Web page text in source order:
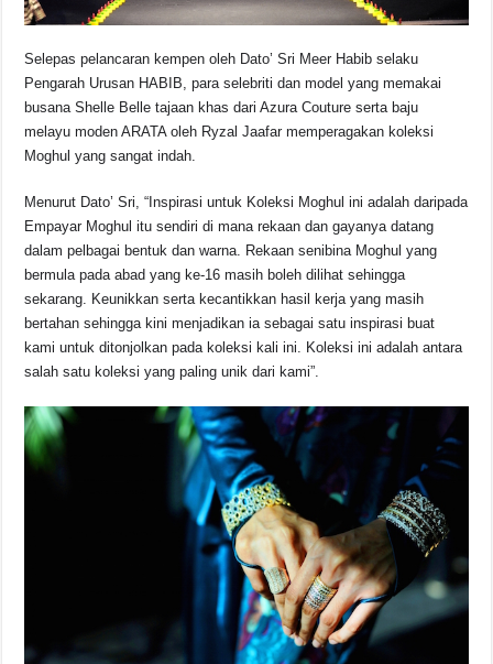
Selepas pelancaran kempen oleh Dato’ Sri Meer Habib selaku
Pengarah Urusan HABIB, para selebriti dan model yang memakai
busana Shelle Belle tajaan khas dari Azura Couture serta baju
melayu moden ARATA oleh Ryzal Jaafar memperagakan koleksi
Moghul yang sangat indah.
Menurut Dato’ Sri, “Inspirasi untuk Koleksi Moghul ini adalah daripada
Empayar Moghul itu sendiri di mana rekaan dan gayanya datang
dalam pelbagai bentuk dan warna. Rekaan senibina Moghul yang
bermula pada abad yang ke-16 masih boleh dilihat sehingga
sekarang. Keunikkan serta kecantikkan hasil kerja yang masih
bertahan sehingga kini menjadikan ia sebagai satu inspirasi buat
kami untuk ditonjolkan pada koleksi kali ini. Koleksi ini adalah antara
salah satu koleksi yang paling unik dari kami”.